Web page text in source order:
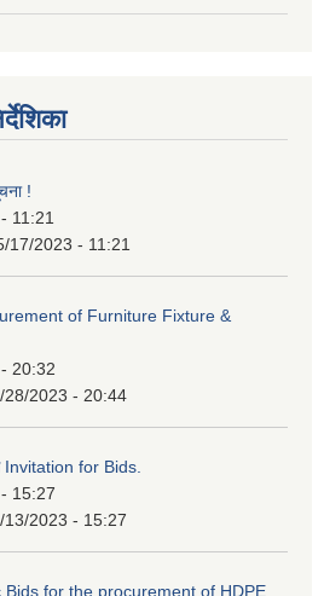
!
11:21
17/2023 - 11:21
of Furniture Fixture &
20:32
28/2023 - 20:44
Invitation for Bids.
15:27
13/2023 - 15:27
for the procurement of HDPE